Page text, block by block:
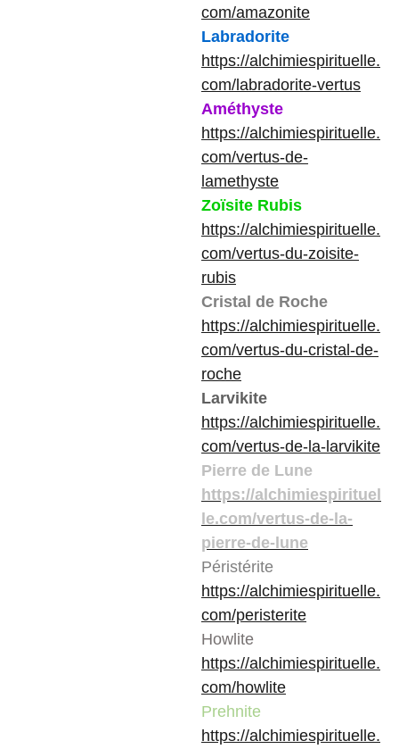
com/amazonite
Labradorite
https://alchimiespirituelle.
com/labradorite-vertus
Améthyste
https://alchimiespirituelle.
com/vertus-de-
lamethyste
Zoïsite Rubis
https://alchimiespirituelle.
com/vertus-du-zoisite-
rubis
Cristal de Roche
https://alchimiespirituelle.
com/vertus-du-cristal-de-
roche
Larvikite
https://alchimiespirituelle.
com/vertus-de-la-larvikite
Pierre de Lune
https://alchimiespirituel
le.com/vertus-de-la-
pierre-de-lune
Péristérite
https://alchimiespirituelle.
com/peristerite
Howlite
https://alchimiespirituelle.
com/howlite
Prehnite
https://alchimiespirituelle.